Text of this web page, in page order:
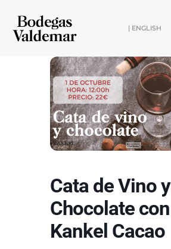
contenido
| ENGLISH
Cata de Vino y
Chocolate con
Kankel Cacao